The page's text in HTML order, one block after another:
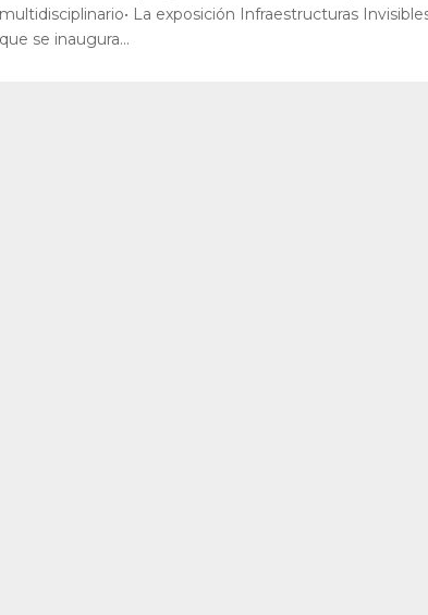
multidisciplinario• La exposición Infraestructuras
que se inaugura...